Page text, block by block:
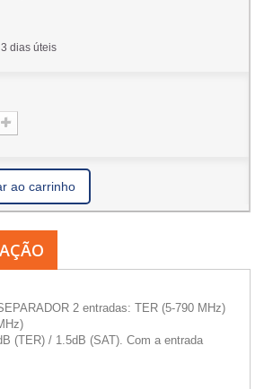
dias úteis
ao carrinho
2 entradas: TER (5-790 MHz)
(TER) / 1.5dB (SAT). Com a entrada